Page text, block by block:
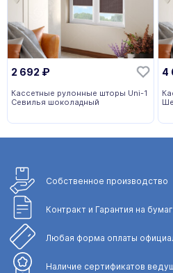
2 692 ₽
Кассетные рулонные шторы Uni-1
Севилья шоколадный
4
Собственное производство
Контракт и Гарантия на
Любая форма оплаты
Наличие сертификатов